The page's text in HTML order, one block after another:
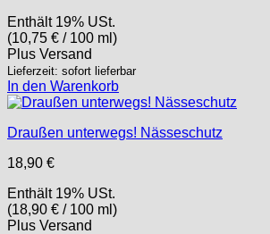
Enthält 19% USt.
(10,75 € / 100 ml)
Plus Versand
Lieferzeit: sofort lieferbar
In den Warenkorb
Draußen unterwegs! Nässeschutz
18,90 €
Enthält 19% USt.
(18,90 € / 100 ml)
Plus Versand